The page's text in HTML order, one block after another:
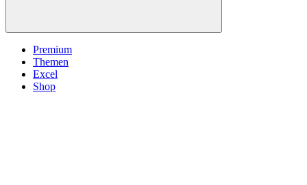
Premium
Themen
Excel
Shop